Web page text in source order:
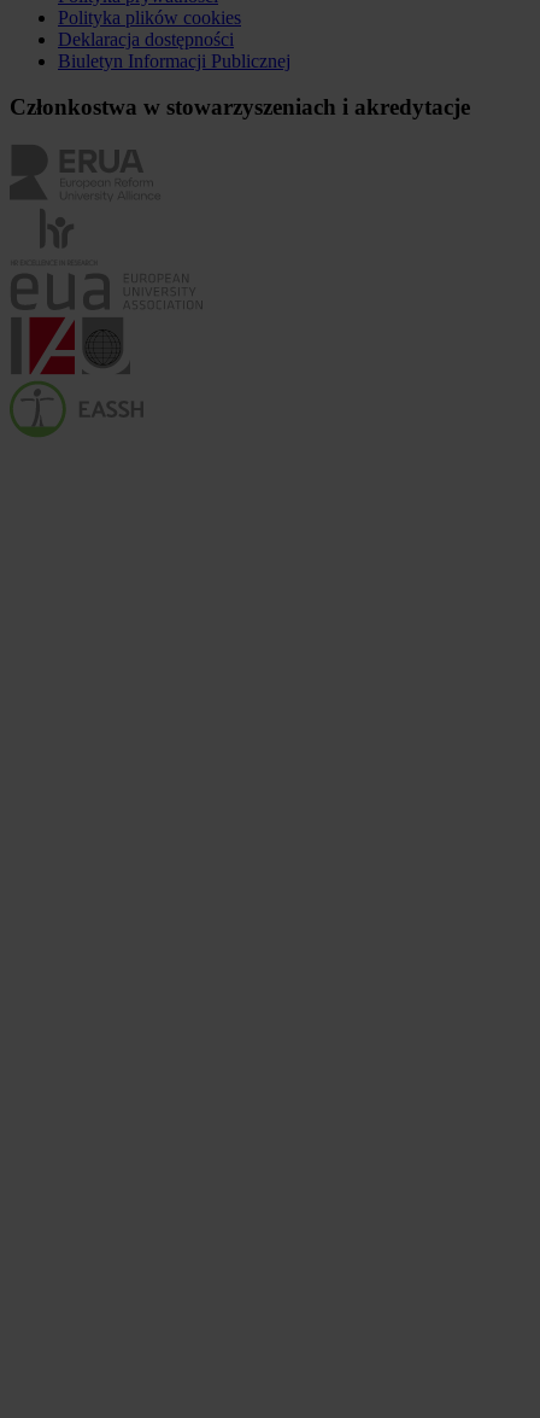
Polityka plików cookies
Deklaracja dostępności
Biuletyn Informacji Publicznej
Członkostwa w stowarzyszeniach i akredytacje